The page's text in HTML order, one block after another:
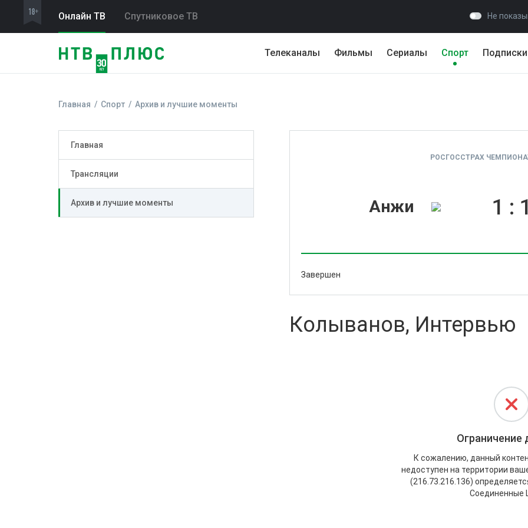
Онлайн ТВ Спутниковое ТВ Не
Телеканалы Фильмы Сериалы Спорт Подписки
Главная Спорт Архив и лучшие моменты
Главная
Трансляции
Архив и лучшие моменты
РОСГОССТРАХ
Анжи 1 :
Завершен
Колыванов, Интервью